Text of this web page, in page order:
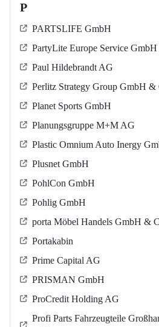
P
PARTSLIFE GmbH
PartyLite Europe Service GmbH
Paul Hildebrandt AG
Perlitz Strategy Group GmbH
Planet Sports GmbH
Planungsgruppe M+M AG
Plastic Omnium Auto Inergy
Plusnet GmbH
PohlCon GmbH
Pohlig GmbH
porta Möbel Handels GmbH &
Portakabin
Prime Capital AG
PRISMAN GmbH
ProCredit Holding AG
Profi Parts Fahrzeugteile